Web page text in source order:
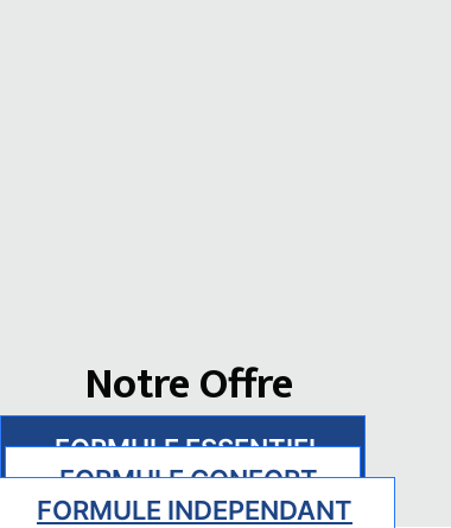
Notre Offre
FORMULE ESSENTIEL
FORMULE CONFORT
FORMULE INDEPENDANT